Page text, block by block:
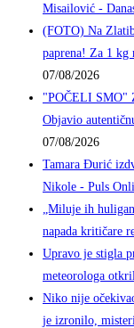
Misailović -
(FOTO) Na
paprena! Za 1 kg
07/08/2026
"POČELI SMO"
Objavio
07/08/2026
Tamara Đurić
Nikole - Puls
„Miluje ih
napada kritičare
Upravo je stigla
meteorologa
Niko nije
je izronilo,